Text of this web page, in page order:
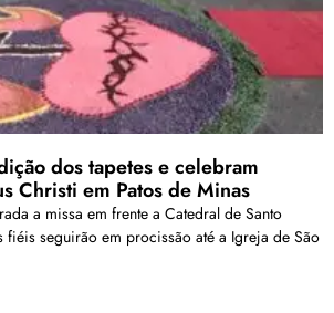
dos tapetes e celebram
Christi em Patos de Minas
a missa em frente a Catedral de Santo
seguirão em procissão até a Igreja de São